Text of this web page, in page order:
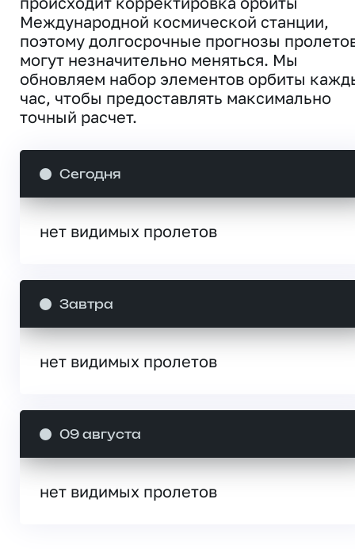
Международной космической станции,
поэтому долгосрочные прогнозы
могут незначительно меняться. Мы
обновляем набор элементов орбиты
час, чтобы предоставлять максимально
точный расчет.
Сегодня
нет видимых пролетов
Завтра
нет видимых пролетов
09 августа
нет видимых пролетов